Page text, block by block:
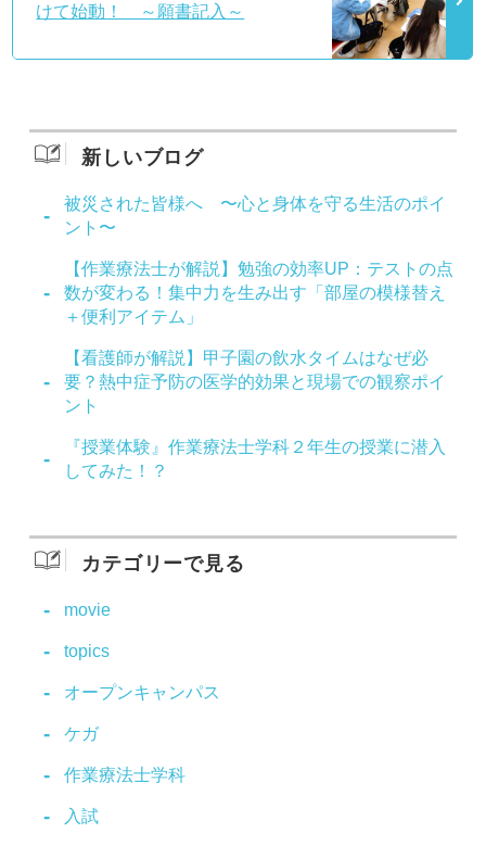
けて始動！ ～願書記入～
新しいブログ
被災された皆様へ 〜心と身体を守る生活のポイ
ント〜
【作業療法士が解説】勉強の効率UP：テストの点
数が変わる！集中力を生み出す「部屋の模様替え
＋便利アイテム」
【看護師が解説】甲子園の飲水タイムはなぜ必
要？熱中症予防の医学的効果と現場での観察ポイ
ント
『授業体験』作業療法士学科２年生の授業に潜入
してみた！？
カテゴリーで見る
movie
topics
オープンキャンパス
ケガ
作業療法士学科
入試